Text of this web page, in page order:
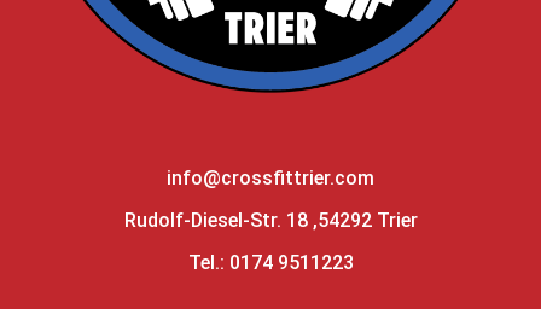
info@crossfittrier.com
Rudolf-Diesel-Str. 18 ,54292 Trier
Tel.: 0174 9511223